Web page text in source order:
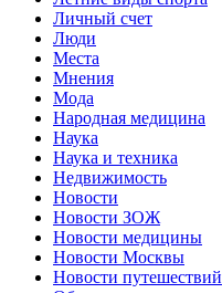
Личный счет
Люди
Места
Мнения
Мода
Народная медицина
Наука
Наука и техника
Недвижимость
Новости
Новости ЗОЖ
Новости медицины
Новости Москвы
Новости путешествий